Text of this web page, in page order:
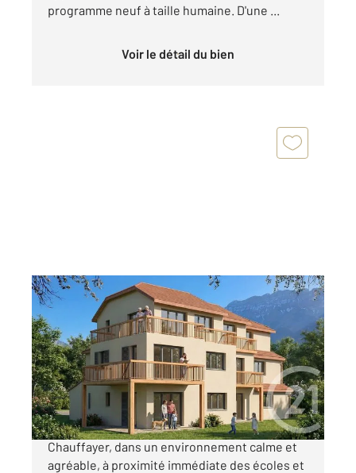
programme neuf à taille humaine. D'une ...
Voir le détail du bien
CHAUFFAYER 05
67,64 m
, 3 pièces
Ref : 1181
Appartement T3 à vendre
229 925 €
Idéalement situé sur la commune de
Chauffayer, dans un environnement calme et
agréable, à proximité immédiate des écoles et